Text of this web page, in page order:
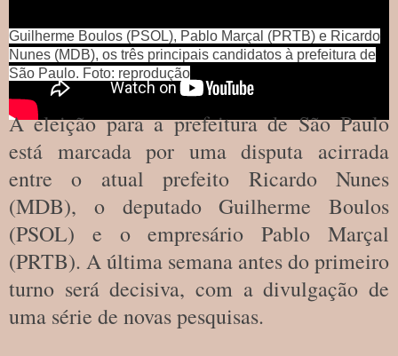
Guilherme Boulos (PSOL), Pablo Marçal (PRTB) e Ricardo
Nunes (MDB), os três principais candidatos à prefeitura de
São Paulo. Foto: reprodução
A eleição para a prefeitura de São Paulo
está marcada por uma disputa acirrada
entre o atual prefeito Ricardo Nunes
(MDB), o deputado Guilherme Boulos
(PSOL) e o empresário Pablo Marçal
(PRTB). A última semana antes do primeiro
turno será decisiva, com a divulgação de
uma série de novas pesquisas.